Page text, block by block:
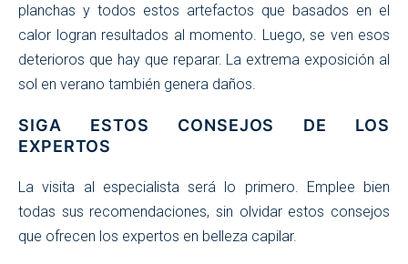
planchas y todos estos artefactos que basados en el
calor logran resultados al momento. Luego, se ven esos
deterioros que hay que reparar. La extrema exposición al
sol en verano también genera daños.
SIGA ESTOS CONSEJOS DE LOS
EXPERTOS
La visita al especialista será lo primero. Emplee bien
todas sus recomendaciones, sin olvidar estos consejos
que ofrecen los expertos en belleza capilar.